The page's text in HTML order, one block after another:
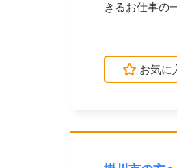
きるお仕事の
お気に